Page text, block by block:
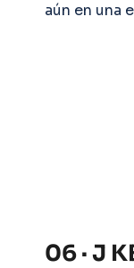
aún en una
06 · J